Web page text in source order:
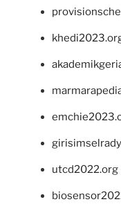
utcd2022.org